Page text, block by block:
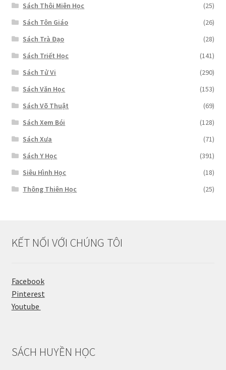
Sách Thôi Miên Học
(25)
Sách Tôn Giáo
(26)
Sách Trà Đạo
(28)
Sách Triết Học
(141)
Sách Tử Vi
(290)
Sách Văn Học
(153)
Sách Võ Thuật
(69)
Sách Xem Bói
(128)
Sách Xưa
(71)
Sách Y Học
(391)
Siêu Hình Học
(18)
Thông Thiên Học
(25)
KẾT NỐI VỚI CHÚNG TÔI
Facebook
Pinterest
Youtube
SÁCH HUYỀN HỌC